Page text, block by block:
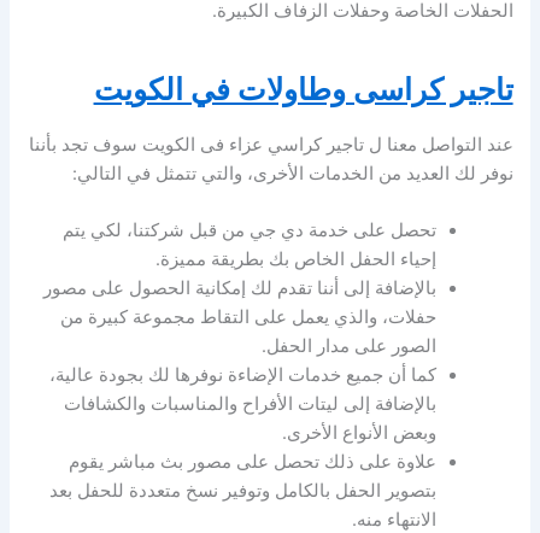
الحفلات الخاصة وحفلات الزفاف الكبيرة.
تاجير كراسى وطاولات في الكويت
عند التواصل معنا ل تاجير كراسي عزاء فى الكويت سوف تجد بأننا
نوفر لك العديد من الخدمات الأخرى، والتي تتمثل في التالي:
تحصل على خدمة دي جي من قبل شركتنا، لكي يتم
إحياء الحفل الخاص بك بطريقة مميزة.
بالإضافة إلى أننا تقدم لك إمكانية الحصول على مصور
حفلات، والذي يعمل على التقاط مجموعة كبيرة من
الصور على مدار الحفل.
كما أن جميع خدمات الإضاءة نوفرها لك بجودة عالية،
بالإضافة إلى ليتات الأفراح والمناسبات والكشافات
وبعض الأنواع الأخرى.
علاوة على ذلك تحصل على مصور بث مباشر يقوم
بتصوير الحفل بالكامل وتوفير نسخ متعددة للحفل بعد
الانتهاء منه.